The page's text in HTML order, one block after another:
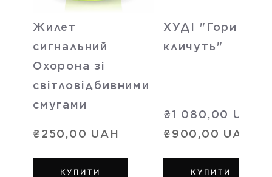
Жилет
сигнальний
Охорона зі
світловідбивними
смугами
₴250,00 UAH
КУПИТИ
ХУДІ "Гори
кличуть"
₴1 080,00 UAH
₴900,00 UAH
КУПИТИ